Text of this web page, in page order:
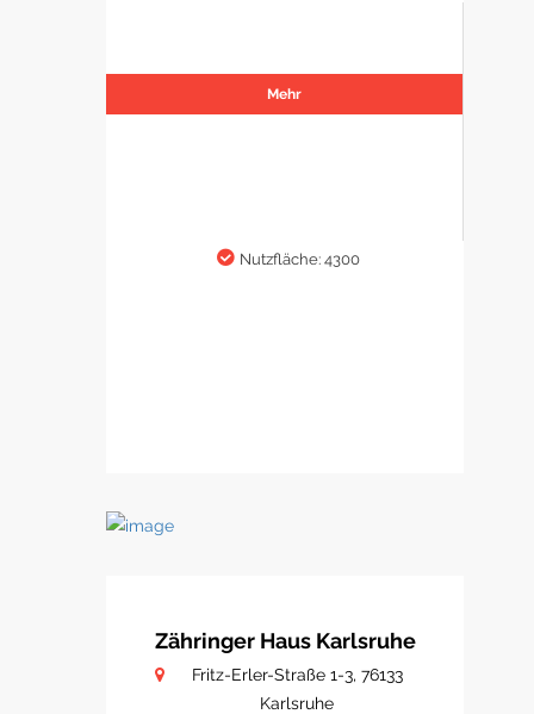
Mehr
Nutzfläche: 4300
Zähringer Haus Karlsruhe
Fritz-Erler-Straße 1-3, 76133
Karlsruhe